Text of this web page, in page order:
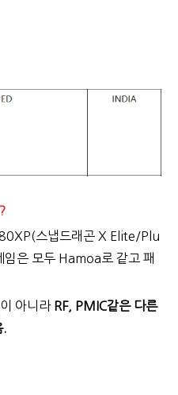
스냅드래곤 X Elite/Plu
임은 모두 Hamoa로 같고 패
아니라 RF, PMIC같은 다른
.